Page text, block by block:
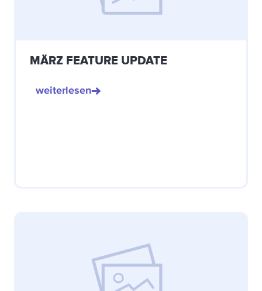
MÄRZ FEATURE UPDATE
weiterlesen